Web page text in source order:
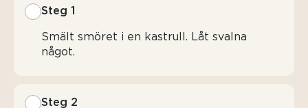
Steg 1
Smält smöret i en kastrull. Låt svalna
något.
Steg 2